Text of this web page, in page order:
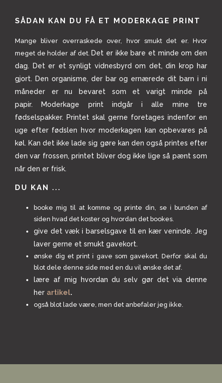
SÅDAN KAN DU FÅ ET MODERKAGE PRINT
Mange bliver overraskede over, hvor smukt det er. Hvor
meget de holder af det. Det er ikke bare et minde om den
dag. Det er et synligt vidnesbyrd om det, din krop har
gjort. Den organisme, der bar og ernærede dit barn i ni
måneder er nu bevaret som et varigt minde på
papir.Moderkage print indgår i alle mine tre
fødselspakker. Printet skal gerne foretages indenfor en
uge efter fødslen hvor moderkagen kan opbevares på
køl. Kan det ikke lade sig gøre kan den også printes efter
den var frossen, printet bliver dog ikke lige så pænt som
når den er frisk.
DU KAN ...
booke mig til at komme og printe din, se i bunden af
siden hvad det koster og hvordan det bookes.
give det væk i barselsgave til en kær veninde. Jeg
laver gerne et smukt gavekort.
ønske dig et print i gave som gavekort. Derfor skal du
blot dele denne side med en du vil ønske det af.
lære af mig hvordan du selv gør det via denne
her artikel.
også blot lade være, men det anbefaler jeg ikke.